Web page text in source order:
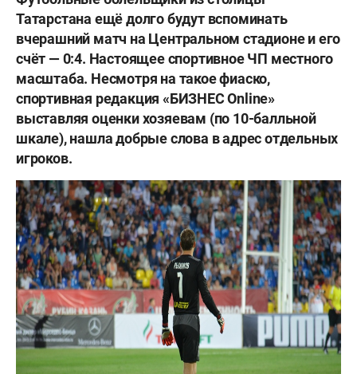
Татарстана ещё долго будут вспоминать
вчерашний матч на Центральном стадионе и его
счёт — 0:4. Настоящее спортивное ЧП местного
масштаба. Несмотря на такое фиаско,
спортивная редакция «БИЗНЕСOnline»
выставляя оценки хозяевам (по 10-балльной
шкале), нашла добрые слова в адрес отдельных
игроков.